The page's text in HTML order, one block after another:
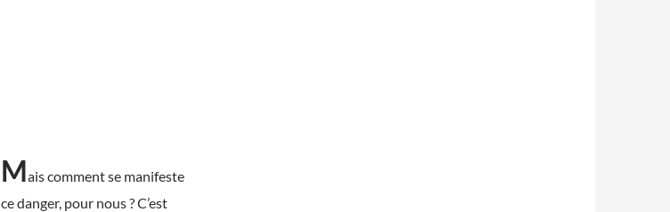
Mais comment se manifeste
ce danger, pour nous ? C’est